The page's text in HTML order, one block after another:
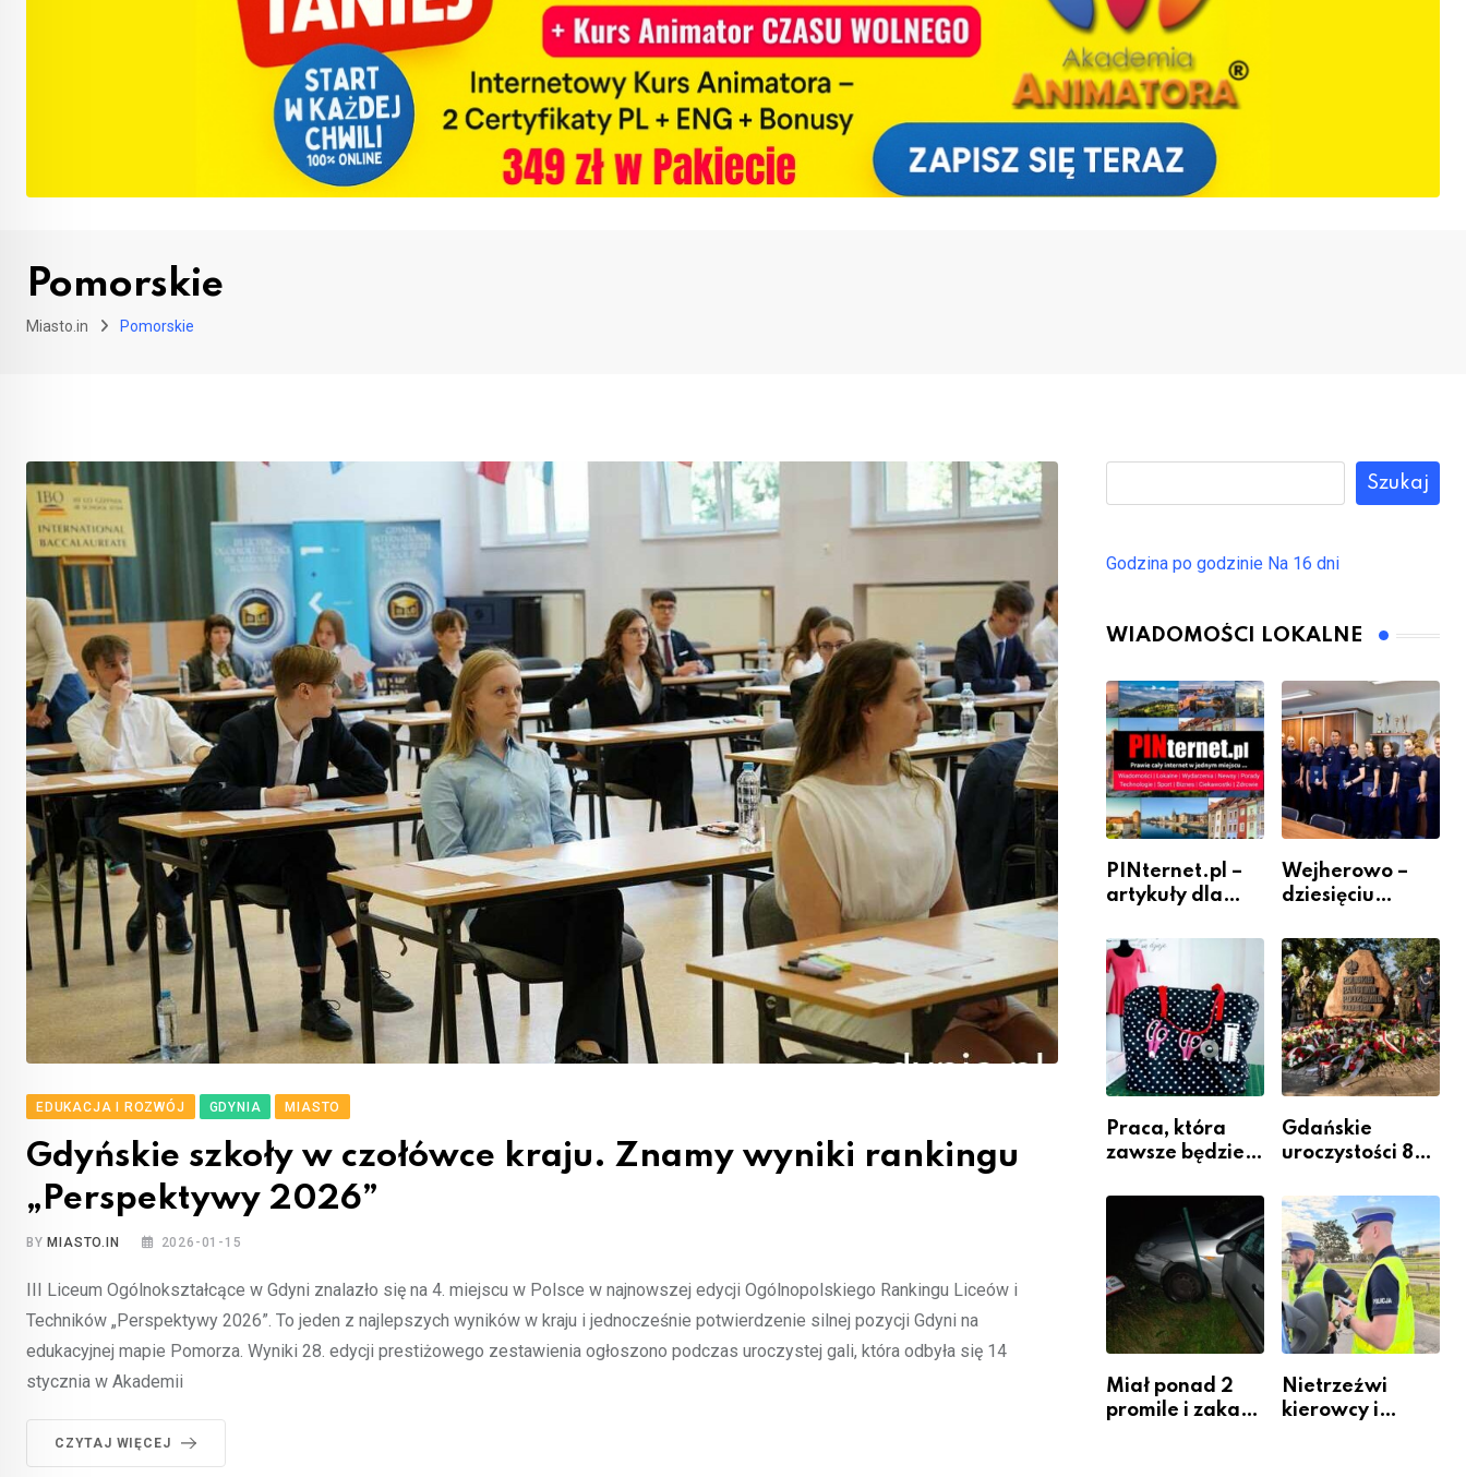
Pomorskie
Miasto.in Pomorskie
EDUKACJA I ROZWÓJ GDYNIA MIASTO
Gdyńskie szkoły w czołówce kraju. Znamy wyniki rankingu
„Perspektywy 2026”
BY MIASTO.IN 2026-01-15
III Liceum Ogólnokształcące w Gdyni znalazło się na 4. miejscu w Polsce w najnowszej edycji Ogólnopolskiego Rankingu Liceów i
Techników „Perspektywy 2026”. To jeden z najlepszych wyników w kraju i jednocześnie potwierdzenie silnej pozycji Gdyni na
edukacyjnej mapie Pomorza. Wyniki 28. edycji prestiżowego zestawienia ogłoszono podczas uroczystej gali, która odbyła się 14
stycznia w Akademii
CZYTAJ WIĘCEJ
Szukaj
Godzina po godzinie Na 16 dni
WIADOMOŚCI LOKALNE
PINternet.pl –
artykuły dla
jako inwestycja
w widoczność
Wejherowo –
dziesięciu
policjantów w
szeregach
Komendy
Powiatowej
Praca, która
zawsze będzie
krawiectwo
zawodem
przyszłości i
gdzie się go
nauczyć?
Gdańskie
uroczystości 82.
wybuchu
Powstania
Warszawskiego
Miał ponad 2
promile i zakaz
Nietrzeźwi
kierowcy i